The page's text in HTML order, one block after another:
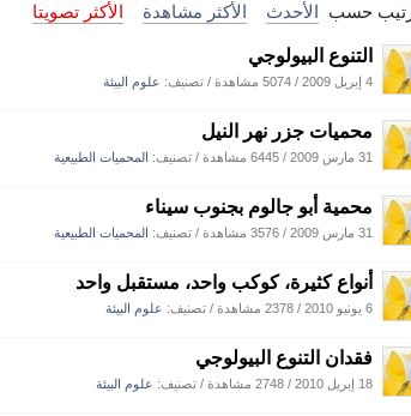
حسب الأحدث الأكثر مشاهدة الأكثر تصويتا
التنوع البيولوجي
4 إبريل 2009 / 5074 مشاهدة / تصنيف: علوم البيئة
محميات جزر نهر النيل
31 مارس 2009 / 6445 مشاهدة / تصنيف: المحميات الطبيعية
محمية أبو جالوم بجنوب سيناء
31 مارس 2009 / 3576 مشاهدة / تصنيف: المحميات الطبيعية
أنواع كثيرة، كوكب واحد، مستقبل واحد
6 يونيو 2010 / 2378 مشاهدة / تصنيف: علوم البيئة
فقدان التنوع البيولوجي
18 إبريل 2010 / 2748 مشاهدة / تصنيف: علوم البيئة